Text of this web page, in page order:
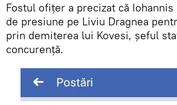
Fostul ofiţer a precizat că
de presiune pe Liviu Dragnea
prin demiterea lui Kovesi, şeful
concurenţă.